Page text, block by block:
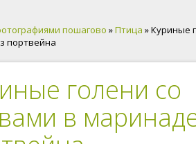
пошагово »Птица » Куриные
портвейна
голени со
в